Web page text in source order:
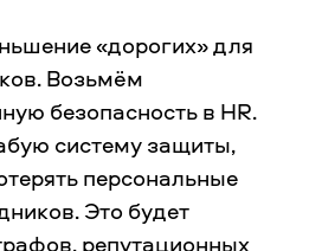
«дорогих» для
Возьмём
безопасность в HR.
систему защиты,
персональные
Это будет
репутационных